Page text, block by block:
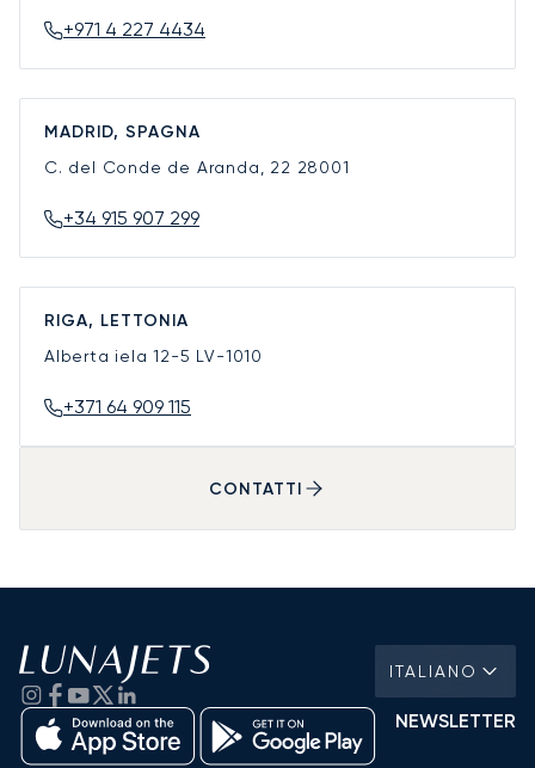
+971 4 227 4434
MADRID, SPAGNA
C. del Conde de Aranda, 22 28001
+34 915 907 299
RIGA, LETTONIA
Alberta iela 12-5 LV-1010
+371 64 909 115
CONTATTI
ITALIANO
NEWSLETTER